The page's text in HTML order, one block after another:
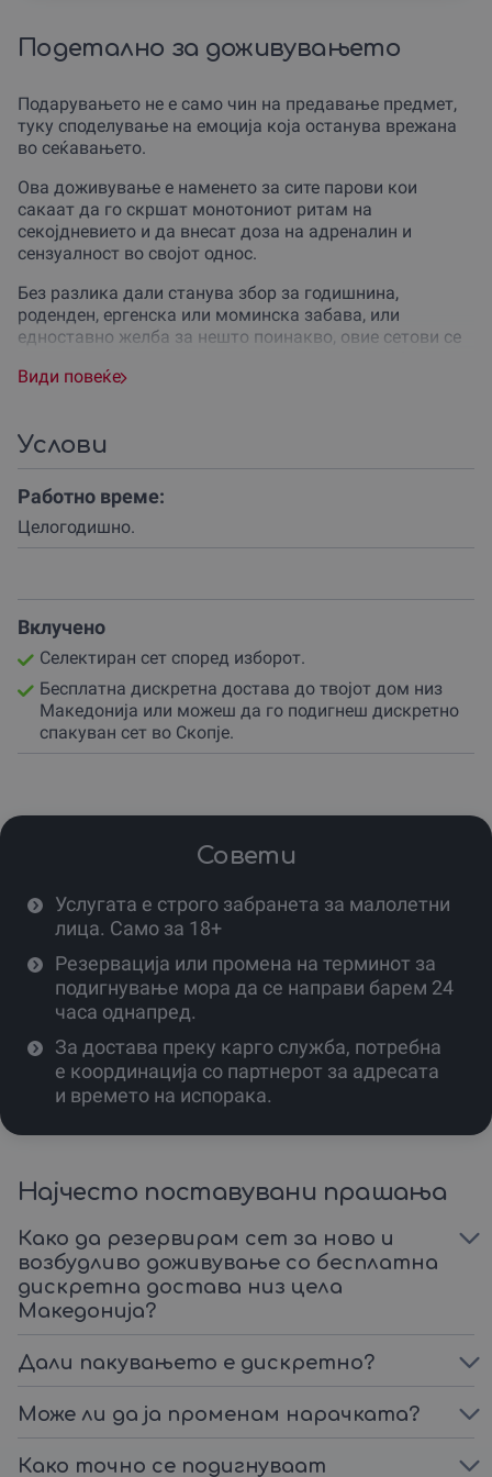
Подетално за доживувањето
Подарувањето не е само чин на предавање предмет,
туку споделување на емоција која останува врежана
во сеќавањето.
Ова доживување е наменето за сите парови кои
сакаат да го скршат монотониот ритам на
секојдневието и да внесат доза на адреналин и
сензуалност во својот однос.
Без разлика дали станува збор за годишнина,
роденден, ергенска или моминска забава, или
едноставно желба за нешто поинакво, овие сетови се
во главната улога.
истражување на задоволството е инвестиција во
посилна и посреќна врска.
Процесот на ова доживување започнува со изборот на
тематски сет кои партнерот ги подготвува со големо
внимание.Производите ги добивате во дискретна
Карактеристки:
Лисици
Навлака за пенис
Вибрирачко јајце
Штипки за брадавиците
Сет кинески топки
Вибрирачки прстен за пенис
Комплетен возбудлив сет. За мажи, жени и парови.
Сет 2. Loveboxxx – Sexy Surprise Egg Сет. Сет од 13
играчки.
Карактреристики:
Вибратор
Превез за очи
Вибро јајце
Лисици
Бат Плаг
Секси свеќа за масажа
Навлака за пенис
Штипки за брадавици
Карти со предизвик
Јаже за врзување
Сет 3. Loveboxxx – I love you Сет
Го барате совршениот подарок за вашиот љубовник?
Не барајте понатаму!
Види повеќе
Услови
Работно време:
Целогодишно.
Вклучено
Селектиран сет според изборот.
Бесплатна дискретна достава до твојот дом низ
Македонија или можеш да го подигнеш дискретно
спакуван сет во Скопје.
Совети
Услугата е строго забранета за малолетни
лица. Само за 18+
Резервација или промена на терминот за
подигнување мора да се направи барем 24
часа однапред.
За достава преку карго служба, потребна
е координација со партнерот за адресата
и времето на испорака.
Најчесто поставувани прашања
Како да резервирам сет за ново и
возбудливо доживување со бесплатна
дискретна достава низ цела
Македонија?
Дали пакувањето е дискретно?
Може ли да ја променам нарачката?
Како точно се подигнуваат